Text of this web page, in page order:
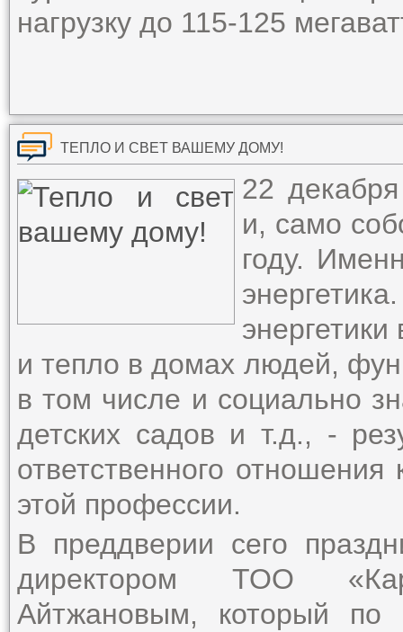
нагрузку до 115-125
ТЕПЛО И СВЕТ ВАШЕМУ ДОМУ!
22
и, само
году.
и тепло в домах людей,
в том числе и социально
детских садов и т.д., -
ответственного
этой профессии.
В преддверии сего
директором ТОО
Айтжановым, который по